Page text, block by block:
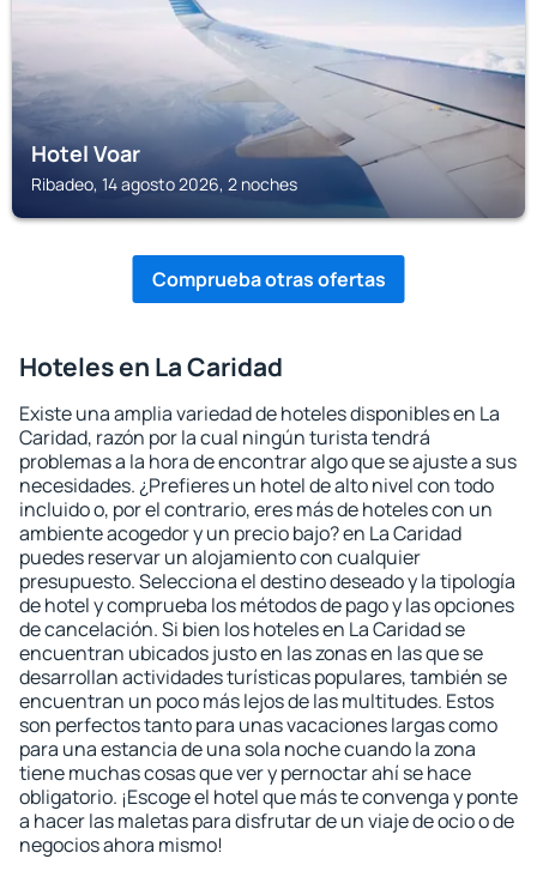
Hotel Voar
Ribadeo, 14 agosto 2026, 2 noches
Comprueba otras ofertas
Hoteles en La Caridad
Existe una amplia variedad de hoteles disponibles en La
Caridad, razón por la cual ningún turista tendrá
problemas a la hora de encontrar algo que se ajuste a sus
necesidades. ¿Prefieres un hotel de alto nivel con todo
incluido o, por el contrario, eres más de hoteles con un
ambiente acogedor y un precio bajo? en La Caridad
puedes reservar un alojamiento con cualquier
presupuesto. Selecciona el destino deseado y la tipología
de hotel y comprueba los métodos de pago y las opciones
de cancelación. Si bien los hoteles en La Caridad se
encuentran ubicados justo en las zonas en las que se
desarrollan actividades turísticas populares, también se
encuentran un poco más lejos de las multitudes. Estos
son perfectos tanto para unas vacaciones largas como
para una estancia de una sola noche cuando la zona
tiene muchas cosas que ver y pernoctar ahí se hace
obligatorio. ¡Escoge el hotel que más te convenga y ponte
a hacer las maletas para disfrutar de un viaje de ocio o de
negocios ahora mismo!